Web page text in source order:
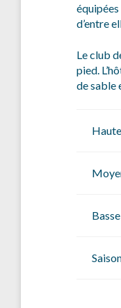
équipées
d’entre
Le club
pied.
de sable